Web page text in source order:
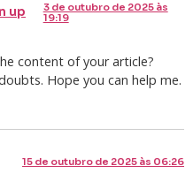
up
3 de outubro de 2025 às
19:19
content of your article?
Hope you can help me.
15 de outubro de 2025 às 06:26